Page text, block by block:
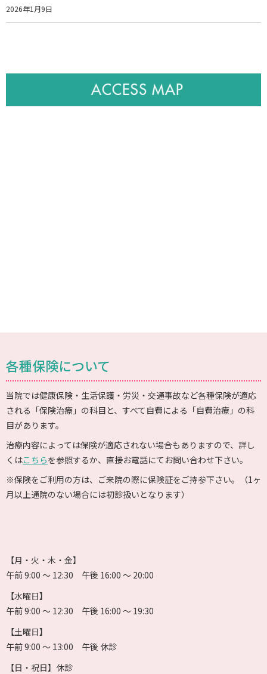
2026年1月9日
各種保険について
当院では健康保険・生活保護・労災・交通事故など各種保険が適応
される「保険治療」の科目と、すべて自費による「自費治療」の科
目があります。
治療内容によっては保険が適応されない場合もありますので、詳し
くはこちらを参照するか、直接お電話にてお問い合わせ下さい。
※保険をご利用の方は、ご来院の際に保険証をご持参下さい。（1ヶ
月以上通院のない場合には初診扱いとなります）
【月・火・木・金】
午前 9:00 〜 12:30 午後 16:00 〜 20:00
【水曜日】
午前 9:00 〜 12:30 午後 16:00 〜 19:30
【土曜日】
午前 9:00 〜 13:00 午後 休診
【日・祝日】休診